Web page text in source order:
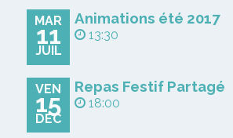
MAR
11
JUIL
Animations été 2017
13:30
VEN
15
DÉC
Repas Festif Partagé
18:00